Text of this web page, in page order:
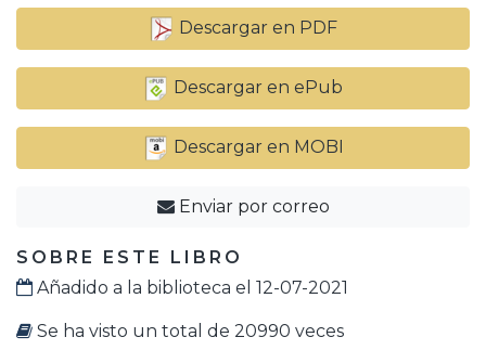
Descargar en PDF
Descargar en ePub
Descargar en MOBI
Enviar por correo
SOBRE ESTE LIBRO
Añadido a la biblioteca el 12-07-2021
Se ha visto un total de 20990 veces